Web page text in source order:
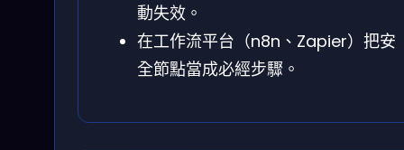
動失效。
在工作流平台（n8n、Zapier）把安
全節點當成必經步驟。